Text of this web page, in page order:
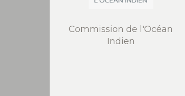
Commission de l'Océan
Indien